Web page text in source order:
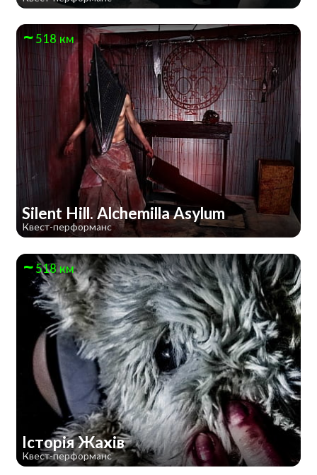
518 км
Silent Hill. Alchemilla Asylum
Квест-перформанс
518 км
Історія Жахів
Квест-перформанс